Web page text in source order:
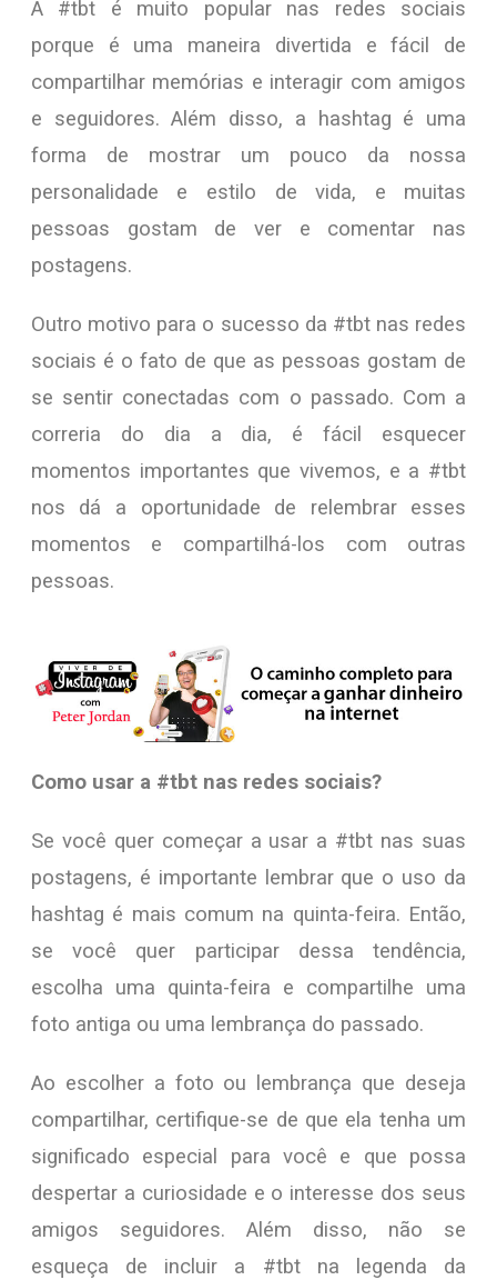
A #tbt é muito popular nas redes sociais
porque é uma maneira divertida e fácil de
compartilhar memórias e interagir com amigos
e seguidores. Além disso, a hashtag é uma
forma de mostrar um pouco da nossa
personalidade e estilo de vida, e muitas
pessoas gostam de ver e comentar nas
postagens.
Outro motivo para o sucesso da #tbt nas redes
sociais é o fato de que as pessoas gostam de
se sentir conectadas com o passado. Com a
correria do dia a dia, é fácil esquecer
momentos importantes que vivemos, e a #tbt
nos dá a oportunidade de relembrar esses
momentos e compartilhá-los com outras
pessoas.
Como usar a #tbt nas redes sociais?
Se você quer começar a usar a #tbt nas suas
postagens, é importante lembrar que o uso da
hashtag é mais comum na quinta-feira. Então,
se você quer participar dessa tendência,
escolha uma quinta-feira e compartilhe uma
foto antiga ou uma lembrança do passado.
Ao escolher a foto ou lembrança que deseja
compartilhar, certifique-se de que ela tenha um
significado especial para você e que possa
despertar a curiosidade e o interesse dos seus
amigos seguidores. Além disso, não se
esqueça de incluir a #tbt na legenda da